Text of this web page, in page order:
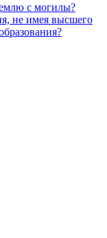
с могилы?
не имея высшего